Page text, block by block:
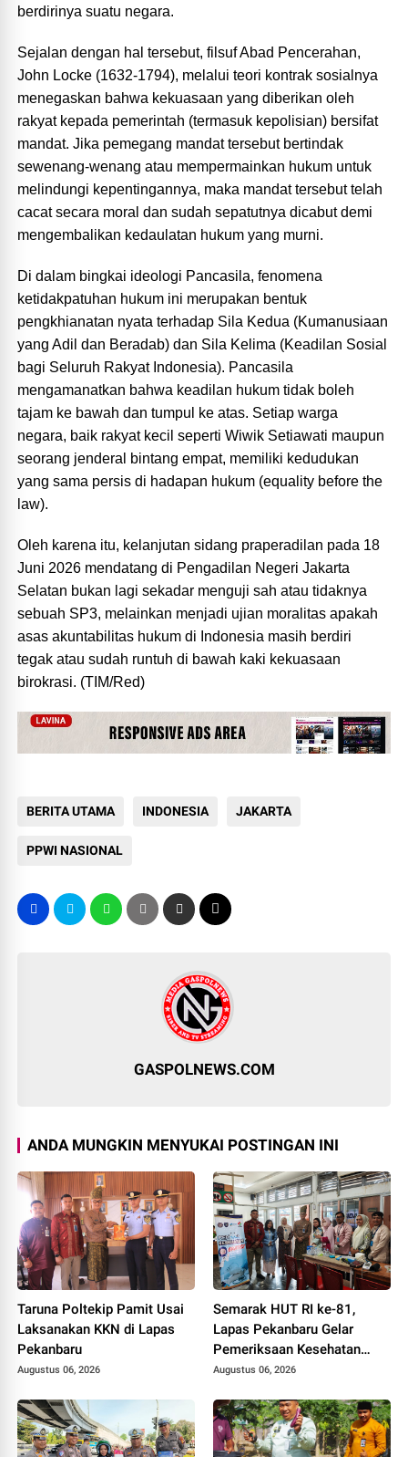
berdirinya suatu negara.
Sejalan dengan hal tersebut, filsuf Abad Pencerahan,
John Locke (1632-1794), melalui teori kontrak sosialnya
menegaskan bahwa kekuasaan yang diberikan oleh
rakyat kepada pemerintah (termasuk kepolisian) bersifat
mandat. Jika pemegang mandat tersebut bertindak
sewenang-wenang atau mempermainkan hukum untuk
melindungi kepentingannya, maka mandat tersebut telah
cacat secara moral dan sudah sepatutnya dicabut demi
mengembalikan kedaulatan hukum yang murni.
Di dalam bingkai ideologi Pancasila, fenomena
ketidakpatuhan hukum ini merupakan bentuk
pengkhianatan nyata terhadap Sila Kedua (Kumanusiaan
yang Adil dan Beradab) dan Sila Kelima (Keadilan Sosial
bagi Seluruh Rakyat Indonesia). Pancasila
mengamanatkan bahwa keadilan hukum tidak boleh
tajam ke bawah dan tumpul ke atas. Setiap warga
negara, baik rakyat kecil seperti Wiwik Setiawati maupun
seorang jenderal bintang empat, memiliki kedudukan
yang sama persis di hadapan hukum (equality before the
law).
Oleh karena itu, kelanjutan sidang praperadilan pada 18
Juni 2026 mendatang di Pengadilan Negeri Jakarta
Selatan bukan lagi sekadar menguji sah atau tidaknya
sebuah SP3, melainkan menjadi ujian moralitas apakah
asas akuntabilitas hukum di Indonesia masih berdiri
tegak atau sudah runtuh di bawah kaki kekuasaan
birokrasi. (TIM/Red)
BERITA UTAMA INDONESIA JAKARTA
PPWI NASIONAL
GASPOLNEWS.COM
ANDA MUNGKIN MENYUKAI POSTINGAN INI
Taruna Poltekip Pamit Usai
Laksanakan KKN di Lapas
Pekanbaru
Augustus 06, 2026
Semarak HUT RI ke-81,
Lapas Pekanbaru Gelar
Pemeriksaan Kesehatan
Gratis untuk Warga Binaan
Augustus 06, 2026